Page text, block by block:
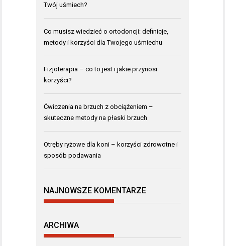
Twój uśmiech?
Co musisz wiedzieć o ortodoncji: definicje,
metody i korzyści dla Twojego uśmiechu
Fizjoterapia – co to jest i jakie przynosi
korzyści?
Ćwiczenia na brzuch z obciążeniem –
skuteczne metody na płaski brzuch
Otręby ryżowe dla koni – korzyści zdrowotne i
sposób podawania
NAJNOWSZE KOMENTARZE
ARCHIWA